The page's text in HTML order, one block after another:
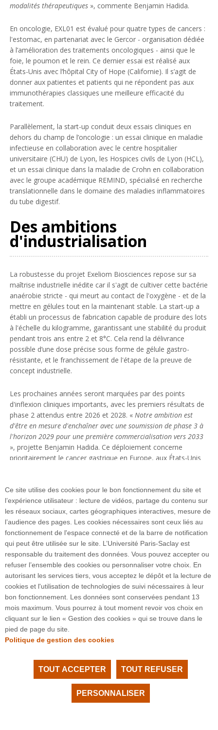
modalités thérapeutiques », commente Benjamin Hadida.
En oncologie, EXL01 est évalué pour quatre types de cancers :
l'estomac, en partenariat avec le Gercor - organisation dédiée
à l’amélioration des traitements oncologiques - ainsi que le
foie, le poumon et le rein. Ce dernier essai est réalisé aux
États-Unis avec l’hôpital City of Hope (Californie). Il s’agit de
donner aux patientes et patients qui ne répondent pas aux
immunothérapies classiques une meilleure efficacité du
traitement.
Parallèlement, la start-up conduit deux essais cliniques en
dehors du champ de l’oncologie : un essai clinique en maladie
infectieuse en collaboration avec le centre hospitalier
universitaire (CHU) de Lyon, les Hospices civils de Lyon (HCL),
et un essai clinique dans la maladie de Crohn en collaboration
avec le groupe académique REMIND, spécialisé en recherche
translationnelle dans le domaine des maladies inflammatoires
du tube digestif.
Des ambitions
d'industrialisation
La robustesse du projet Exeliom Biosciences repose sur sa
maîtrise industrielle inédite car il s'agit de cultiver cette bactérie
anaérobie stricte - qui meurt au contact de l'oxygène - et de la
mettre en gélules tout en la maintenant stable. La start-up a
établi un processus de fabrication capable de produire des lots
à l'échelle du kilogramme, garantissant une stabilité du produit
pendant trois ans entre 2 et 8°C. Cela rend la délivrance
possible d’une dose précise sous forme de gélule gastro-
résistante, et le franchissement de l'étape de la preuve de
concept industrielle.
Les prochaines années seront marquées par des points
d'inflexion cliniques importants, avec les premiers résultats de
phase 2 attendus entre 2026 et 2028. « Notre ambition est
d'être en mesure d'enchaîner avec une soumission de phase 3 à
l'horizon 2029 pour une première commercialisation vers 2033
», projette Benjamin Hadida. Ce déploiement concerne
prioritairement le cancer gastrique en Europe, aux États-Unis
biotechnologies liées au microbiote qui connaîtra certainement
une deuxième vie», conclut le CEO.
3 rue Joliot Curie
Bâtiment Bréguet
91190 Gif-sur-Yvette
Plan du site
Tous droits réservés Université Paris-Saclay
Accessibilité :partiellement conforme
Ce site utilise des cookies pour le bon fonctionnement du site et
l’expérience utilisateur : lecture de vidéos, partage du contenu sur
les réseaux sociaux, cartes géographiques interactives, mesure de
l’audience des pages. Les cookies nécessaires sont ceux liés au
fonctionnement de l'espace connecté et de la barre de notification
qui peut être utilisée sur le site. L’Université Paris-Saclay est
responsable du traitement des données. Vous pouvez accepter ou
refuser l’ensemble des cookies ou personnaliser votre choix. En
autorisant les services tiers, vous acceptez le dépôt et la lecture de
cookies et l'utilisation de technologies de suivi nécessaires à leur
bon fonctionnement. Les données sont conservées pendant 13
mois maximum. Vous pourrez à tout moment revoir vos choix en
cliquant sur le lien « Gestion des cookies » qui se trouve dans le
pied de page du site.
Politique de gestion des cookies
TOUT ACCEPTER TOUT REFUSER
PERSONNALISER